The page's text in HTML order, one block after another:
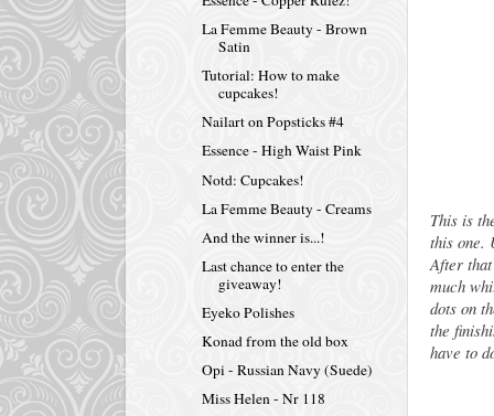
This is
this one.
After
much
dots on
the
have to
La Femme Beauty - Brown
Satin
Tutorial: How to make
cupcakes!
Nailart on Popsticks #4
Essence - High Waist Pink
Notd: Cupcakes!
La Femme Beauty - Creams
And the winner is...!
Last chance to enter the
giveaway!
Eyeko Polishes
Konad from the old box
Opi - Russian Navy (Suede)
Miss Helen - Nr 118